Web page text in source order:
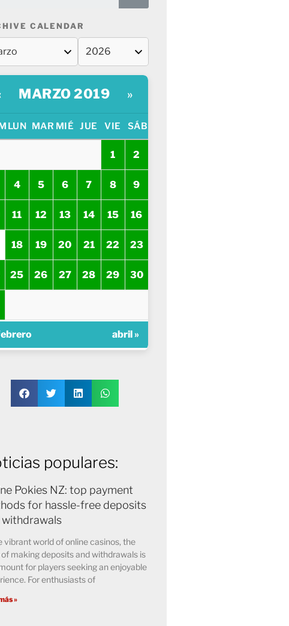
CALENDAR
MARZO 2019 »
LUN MAR MIÉ JUE VIE SÁB
1 2
4 5 6 7 8 9
11 12 13 14 15 16
18 19 20 21 22 23
25 26 27 28 29 30
abril »
populares:
Pokies NZ: top payment
for hassle-free deposits
withdrawals
vibrant world of online casinos, the
making deposits and withdrawals is
for players seeking an enjoyable
For enthusiasts of
»